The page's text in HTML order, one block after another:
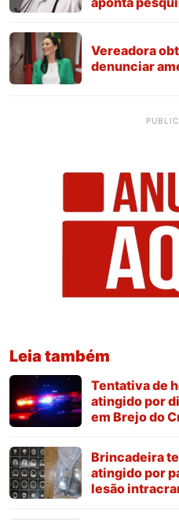
Vereadora
denunciar
Leia também
Tentativa de
atingido por
em Brejo do
Brincadeira
atingido por
lesão